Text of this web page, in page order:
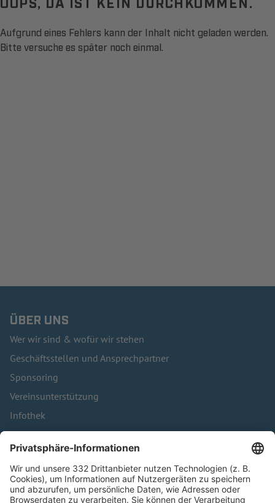
Aufgrund eines Fehlers kann der Inhalt nicht geladen werden.
Bitte versuche es später noch einmal.
ÜBER UNS
Wer wir sind & wofür wir stehen
Geschäftsstellen und Ansprechpartner
Sponsoring
Vereinsunterstützung
Infothek
Kontakt
HÄUFIG BESUCHTE SEITEN
Pässe und Vereinswechsel